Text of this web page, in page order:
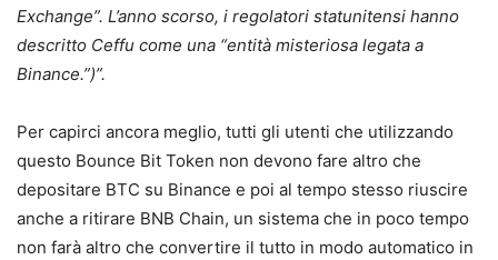
Exchange”. L’anno scorso, i regolatori statunitensi hanno
descritto Ceffu come una “entità misteriosa legata a
Binance.”)”.
Per capirci ancora meglio, tutti gli utenti che utilizzando
questo Bounce Bit Token non devono fare altro che
depositare BTC su Binance e poi al tempo stesso riuscire
anche a ritirare BNB Chain, un sistema che in poco tempo
non farà altro che convertire il tutto in modo automatico in